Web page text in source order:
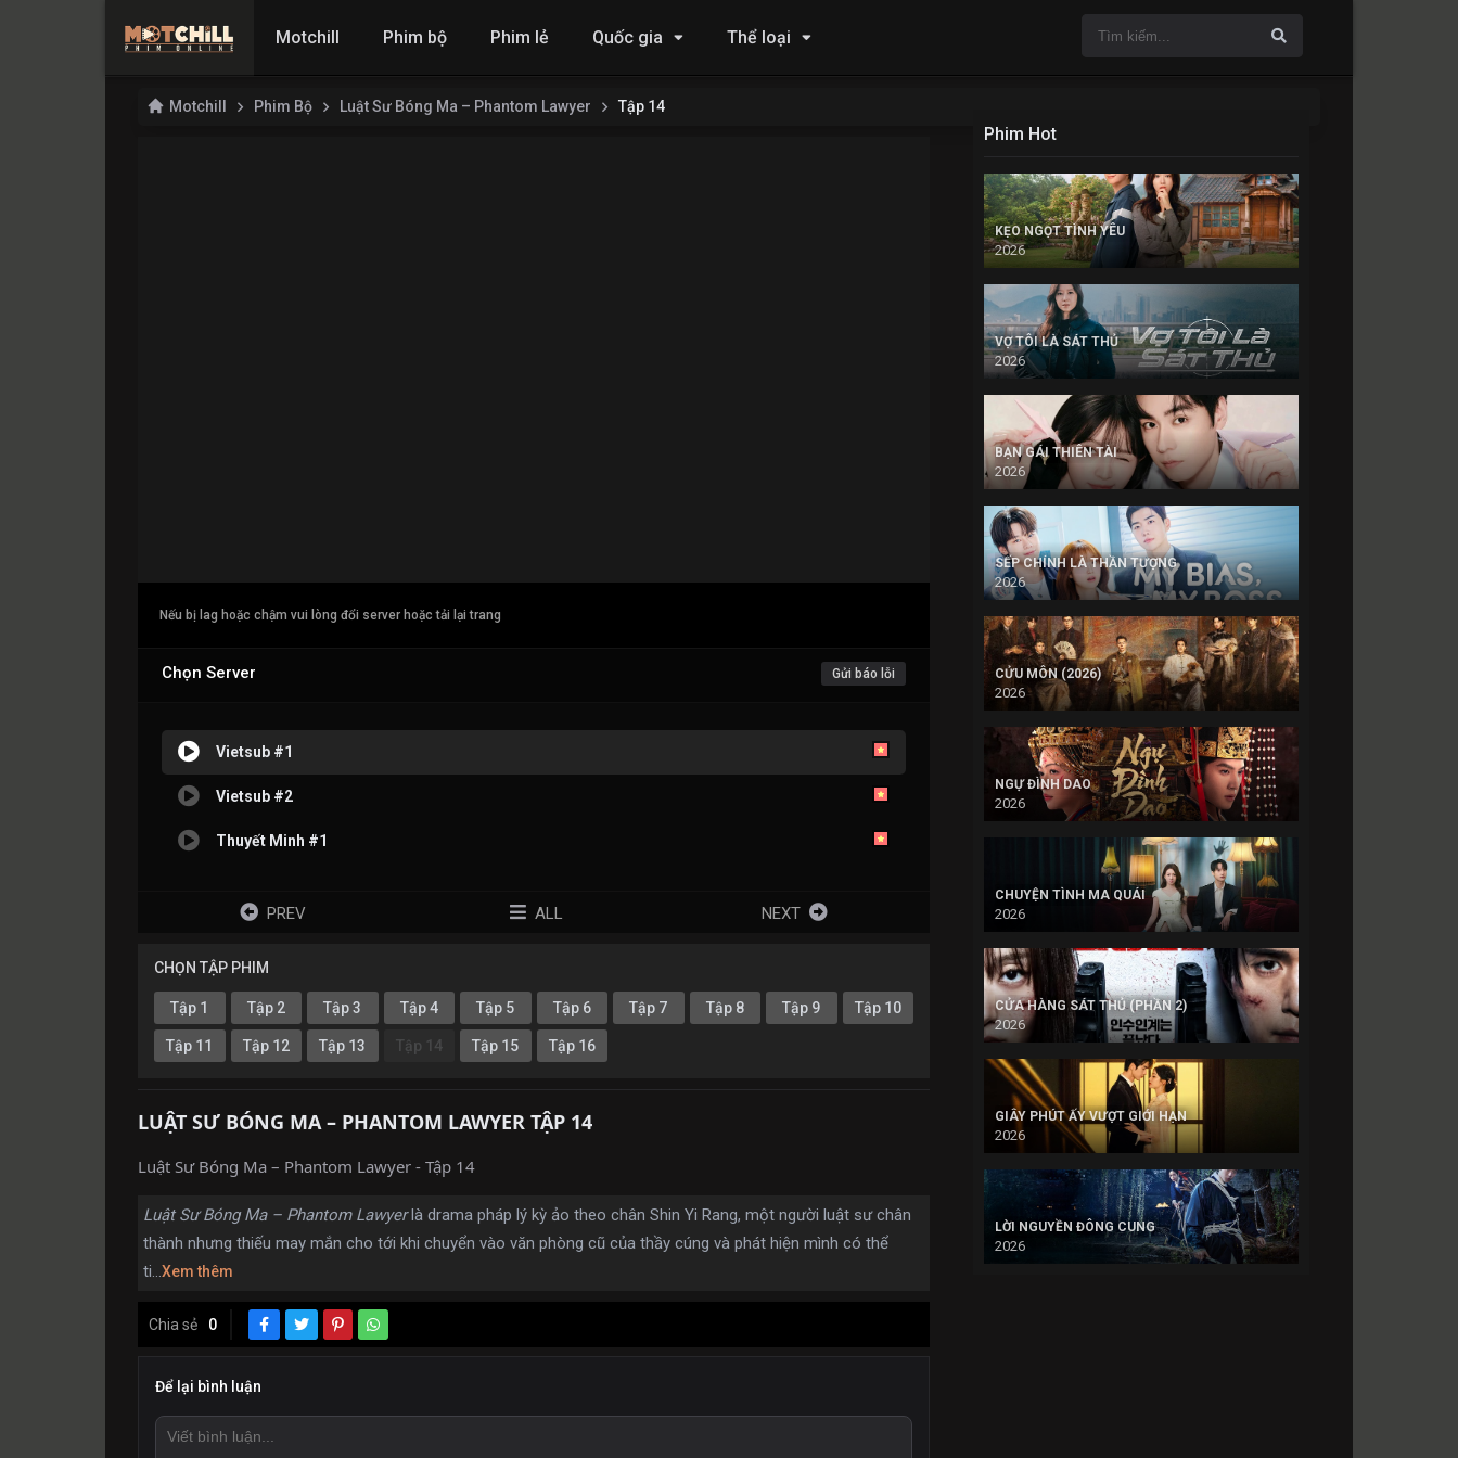
Motchill Phim bộ Phim lẻ Quốc gia Thể loại
Motchill Phim Bộ Luật Sư Bóng Ma – Phantom Lawyer Tập 14
Nếu bị lag hoặc chậm vui lòng đổi server hoặc tải lại trang
Chọn Server Gửi báo lỗi
Vietsub #1
Vietsub #2
Thuyết Minh #1
PREV ALL NEXT
CHỌN TẬP PHIM
Tập 1 Tập 2 Tập 3 Tập 4 Tập 5 Tập 6 Tập 7 Tập 8 Tập 9 Tập 10
Tập 11 Tập 12 Tập 13 Tập 14 Tập 15 Tập 16
LUẬT SƯ BÓNG MA – PHANTOM LAWYER TẬP 14
Luật Sư Bóng Ma – Phantom Lawyer - Tập 14
Luật Sư Bóng Ma – Phantom Lawyerlà drama pháp lý kỳ ảo theo chân Shin Yi Rang, một người luật sư chân
thành nhưng thiếu may mắn cho tới khi chuyển vào văn phòng cũ của thầy cúng và phát hiện mình có thể
ti...Xem thêm
Chia sẻ 0
Để lại bình luận
Phim Hot
KẸO NGỌT TÌNH YÊU
2026
VỢ TÔI LÀ SÁT THỦ
2026
BẠN GÁI THIÊN TÀI
2026
SẾP CHÍNH LÀ THẦN TƯỢNG
2026
CỬU MÔN (2026)
2026
NGỰ ĐÌNH DAO
2026
CHUYỆN TÌNH MA QUÁI
2026
CỬA HÀNG SÁT THỦ (PHẦN 2)
2026
GIÂY PHÚT ẤY VƯỢT GIỚI HẠN
2026
LỜI NGUYỀN ĐÔNG CUNG
2026